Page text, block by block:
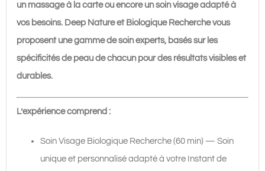
un massage à la carte ou encore un soin visage adapté à
vos besoins. Deep Nature et Biologique Recherche vous
proposent une gamme de soin experts, basés sur les
spécificités de peau de chacun pour des résultats visibles et
durables.
L’expérience comprend :
Soin Visage Biologique Recherche (60 min) — Soin
unique et personnalisé adapté à votre Instant de